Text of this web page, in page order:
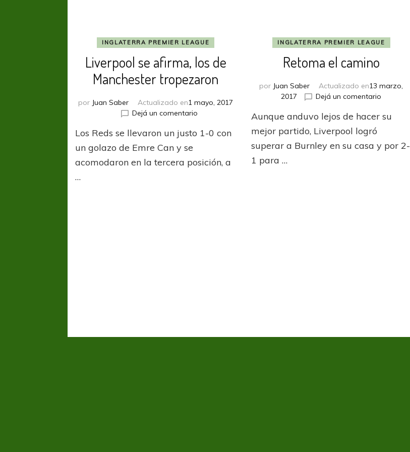
INGLATERRA PREMIER LEAGUE
Liverpool se afirma, los de
Manchester tropezaron
por Juan Saber Actualizado en1 mayo, 2017
Dejá un comentario
se
de
Los Reds se llevaron un justo 1-0 con
un golazo de Emre Can y se
acomodaron en la tercera posición, a
…
INGLATERRA PREMIER LEAGUE
Retoma el camino
por Juan Saber Actualizado en13 marzo,
2017
Dejá un comentario
el
Aunque anduvo lejos de hacer su
mejor partido, Liverpool logró
superar a Burnley en su casa y por 2-
1 para …